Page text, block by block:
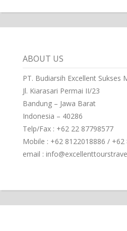
ABOUT US
PT. Budiarsih Excellent Sukses
Jl. Kiarasari Permai II/23
Bandung – Jawa Barat
Indonesia – 40286
Telp/Fax : +62 22 87798577
Mobile : +62 8122018886 / +62
email :